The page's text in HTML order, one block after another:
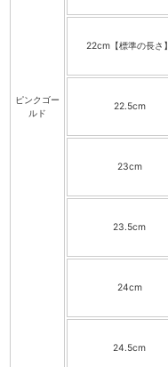
ピンクゴー
ルド
22cm【標準の長さ】
22.5cm
23cm
23.5cm
24cm
24.5cm